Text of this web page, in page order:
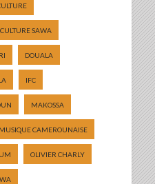
CULTURE SAWA
DOUALA
IFC
MAKOSSA
MUSIQUE CAMEROUNAISE
OLIVIER CHARLY